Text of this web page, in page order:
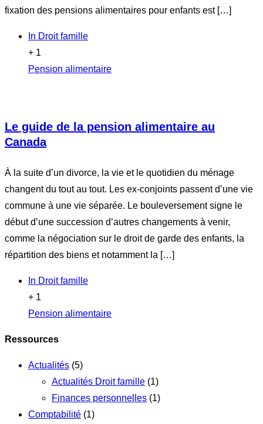
fixation des pensions alimentaires pour enfants est […]
In Droit famille
+ 1
Pension alimentaire
Le guide de la pension alimentaire au
Canada
À la suite d’un divorce, la vie et le quotidien du ménage
changent du tout au tout. Les ex-conjoints passent d’une vie
commune à une vie séparée. Le bouleversement signe le
début d’une succession d’autres changements à venir,
comme la négociation sur le droit de garde des enfants, la
répartition des biens et notamment la […]
In Droit famille
+ 1
Pension alimentaire
Ressources
Actualités (5)
Actualités Droit famille (1)
Finances personnelles (1)
Comptabilité (1)